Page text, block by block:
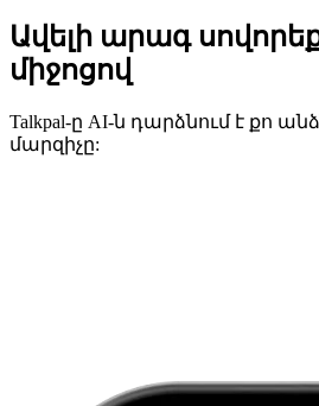
Ավելի արագ սովորեք
միջոցով
Talkpal-ը AI-ն դարձնում է քո
մարզիչը: